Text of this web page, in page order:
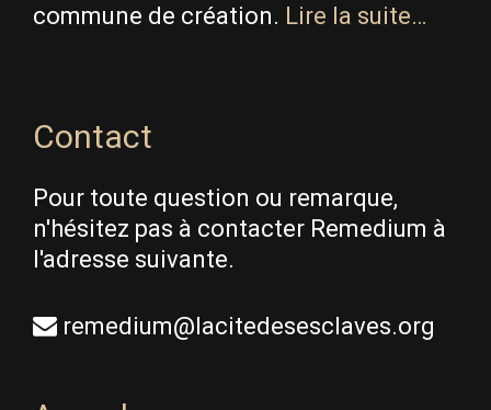
commune de création. Lire la suite…
Contact
Pour toute question ou remarque,
n'hésitez pas à contacter Remedium à
l'adresse suivante.
remedium@lacitedesesclaves.org